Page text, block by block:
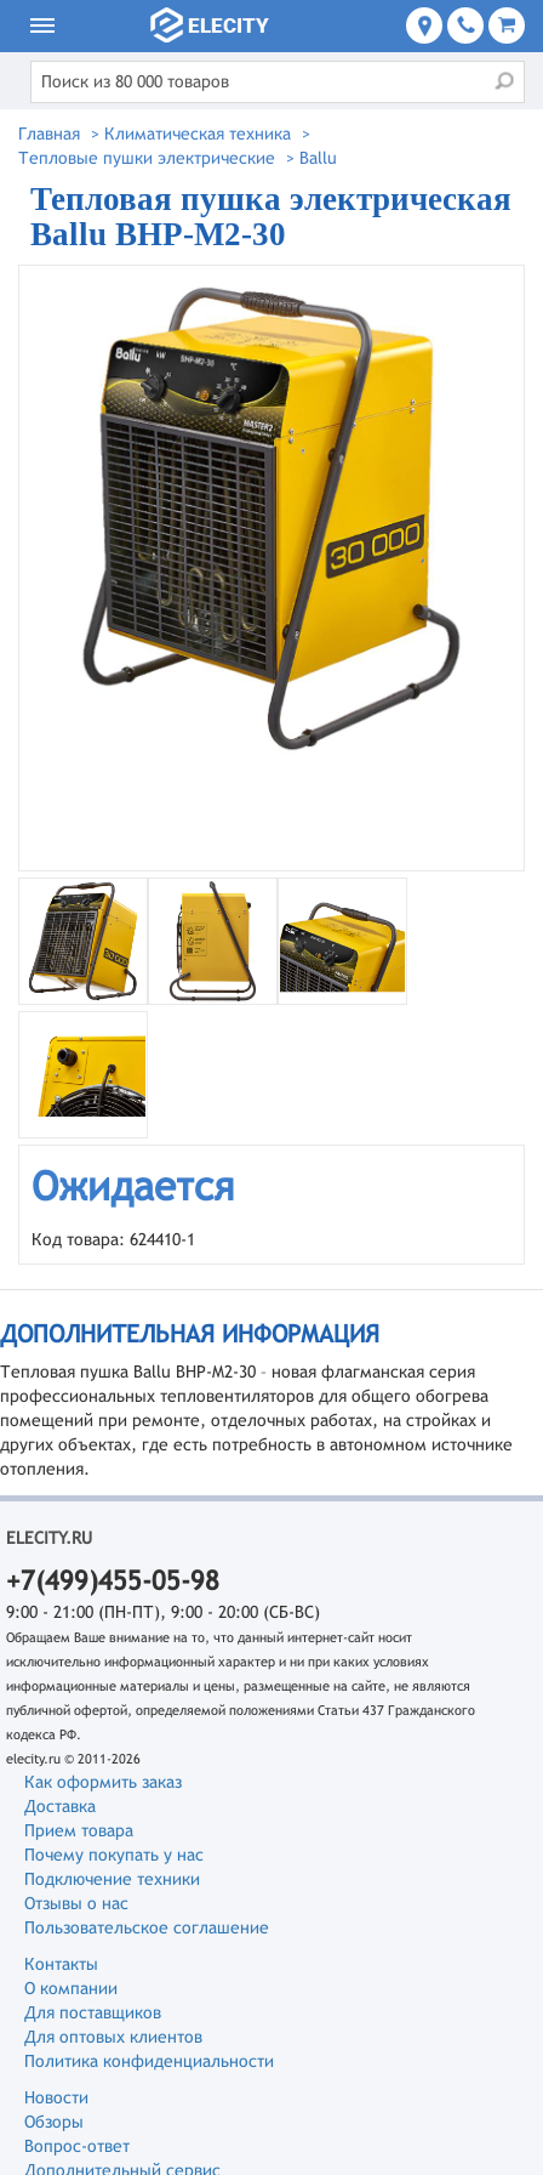
Главная > Климатическая техника
>
Тепловые пушки электрические
> Ballu
Тепловая пушка электрическая
Ballu BHP-M2-30
Ожидается
Код товара: 624410-1
ДОПОЛНИТЕЛЬНАЯ ИНФОРМАЦИЯ
Тепловая пушка Ballu BHP-M2-30 – новая флагманская серия
профессиональных тепловентиляторов для общего обогрева
помещений при ремонте, отделочных работах, на стройках и
других объектах, где есть потребность в автономном источнике
отопления.
ELECITY.RU
+7(499)455-05-98
9:00 - 21:00 (ПН-ПТ), 9:00 - 20:00 (СБ-ВС)
Обращаем Ваше внимание на то, что данный интернет-сайт носит
исключительно информационный характер и ни при каких условиях
информационные материалы и цены, размещенные на сайте, не являются
публичной офертой, определяемой положениями Статьи 437 Гражданского
кодекса РФ.
elecity.ru © 2011-2026
Как оформить заказ
Доставка
Прием товара
Почему покупать у нас
Подключение техники
Отзывы о нас
Пользовательское соглашение
Контакты
О компании
Для поставщиков
Для оптовых клиентов
Политика конфиденциальности
Новости
Обзоры
Вопрос-ответ
Дополнительный сервис